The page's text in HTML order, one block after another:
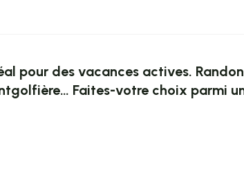
pour des vacances actives.
Faites-votre choix parmi